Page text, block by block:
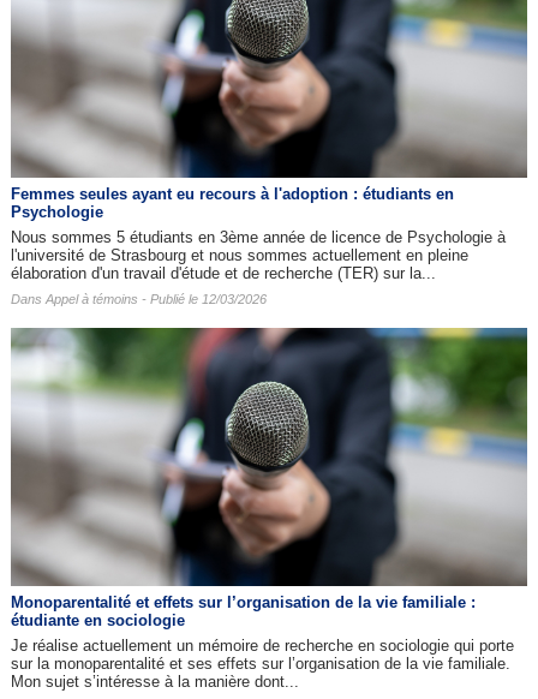
Femmes seules ayant eu recours à l'adoption : étudiants en
Psychologie
Nous sommes 5 étudiants en 3ème année de licence de Psychologie à
l'université de Strasbourg et nous sommes actuellement en pleine
élaboration d'un travail d'étude et de recherche (TER) sur la...
Dans Appel à témoins - Publié le 12/03/2026
Monoparentalité et effets sur l’organisation de la vie familiale :
étudiante en sociologie
Je réalise actuellement un mémoire de recherche en sociologie qui porte
sur la monoparentalité et ses effets sur l’organisation de la vie familiale.
Mon sujet s’intéresse à la manière dont...